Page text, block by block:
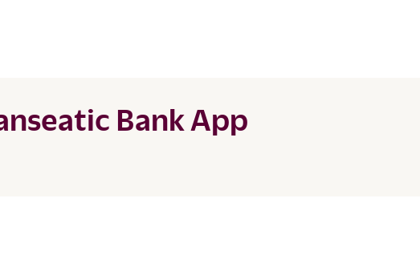
Bank App